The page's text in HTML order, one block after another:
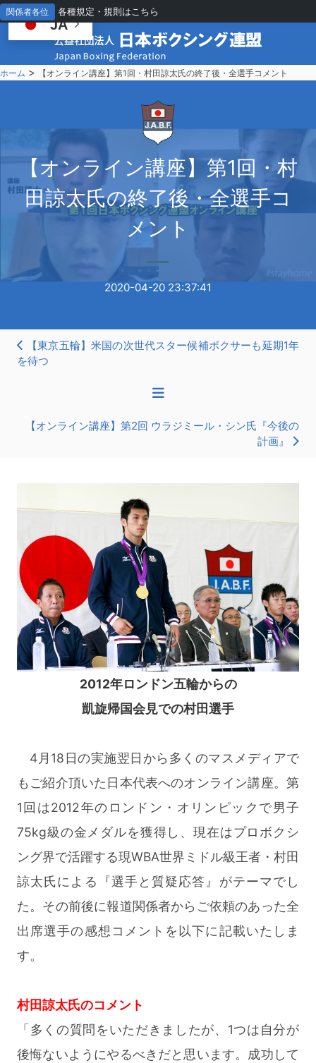
関係者各位 各種規定・規則はこちら
ホーム > 【オンライン講座】第1回・村田諒太氏の終了後・全選手コメント
【オンライン講座】第1回・村
田諒太氏の終了後・全選手コ
メント
2020-04-20 23:37:41
【東京五輪】米国の次世代スター候補ボクサーも延期1年
を待つ
【オンライン講座】第2回 ウラジミール・シン氏『今後の
計画』
2012年ロンドン五輪からの
凱旋帰国会見での村田選手
4月18日の実施翌日から多くのマスメディアで
もご紹介頂いた日本代表へのオンライン講座。第
1回は2012年のロンドン・オリンピックで男子
75kg級の金メダルを獲得し、現在はプロボクシ
ング界で活躍する現WBA世界ミドル級王者・村田
諒太氏による『選手と質疑応答』がテーマでし
た。その前後に報道関係者からご依頼のあった全
出席選手の感想コメントを以下に記載いたしま
す。
村田諒太氏のコメント
「多くの質問をいただきましたが、1つは自分が
後悔ないようにやるべきだと思います。成功して
JA